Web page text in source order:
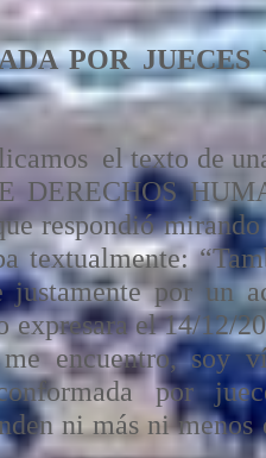
POR JUECES
el texto de
DERECHOS
respondió mirando
por un
expresara el 14/12/
encuentro, soy
por
ni más ni menos